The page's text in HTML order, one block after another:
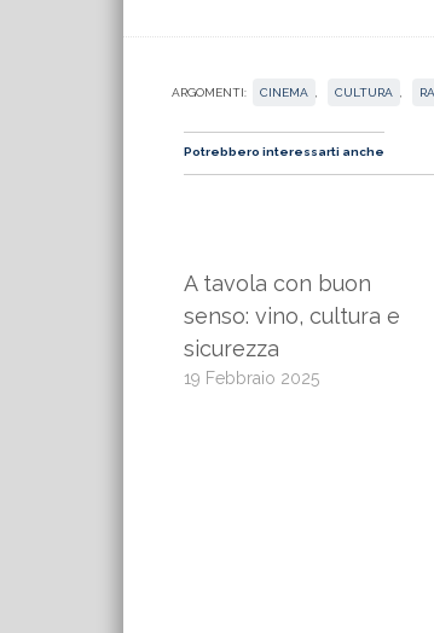
ARGOMENTI: CINEMA CULTURA
Potrebbero interessarti anche
A tavola con buon
senso: vino, cultura e
sicurezza
19 Febbraio 2025